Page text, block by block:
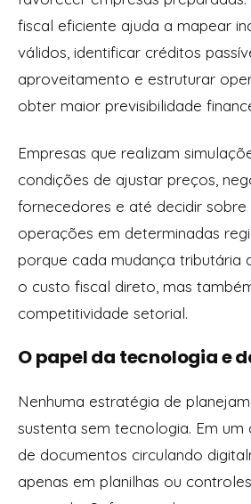
fiscal eficiente ajuda a mapear
válidos, identificar créditos
aproveitamento e estruturar
obter maior previsibilidade
Empresas que realizam
condições de ajustar preços,
fornecedores e até decidir sobre
operações em determinadas
porque cada mudança tributária
o custo fiscal direto, mas
competitividade setorial.
O papel da tecnologia e
Nenhuma estratégia de
sustenta sem tecnologia. Em um
de documentos circulando
apenas em planilhas ou